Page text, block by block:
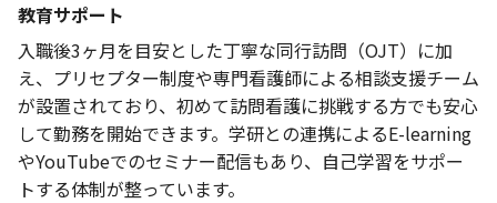
教育サポート
入職後3ヶ月を目安とした丁寧な同行訪問（OJT）に加
え、プリセプター制度や専門看護師による相談支援チーム
が設置されており、初めて訪問看護に挑戦する方でも安心
して勤務を開始できます。学研との連携によるE-learning
やYouTubeでのセミナー配信もあり、自己学習をサポー
トする体制が整っています。